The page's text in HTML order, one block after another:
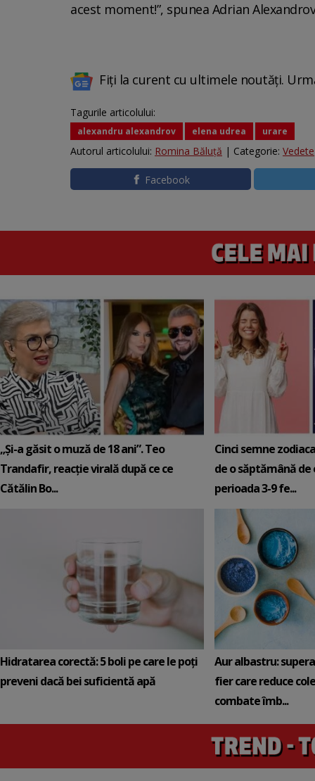
acest moment!”, spunea Adrian
Fiți la curent cu ultimele noutăți.
Tagurile articolului:
alexandru alexandrov elena udrea urare
Autorul articolului: Romina Băluță | Categorie: Vedete
Facebook
„Și-a găsit o muză de 18 ani”. Teo
Trandafir, reacție virală după ce ce
Cătălin Bo...
Cinci semne
de o săptămână de
perioada 3-9 fe...
Hidratarea corectă: 5 boli pe care le poți
preveni dacă bei suficientă apă
Aur albastru:
fier care reduce
combate îmb...